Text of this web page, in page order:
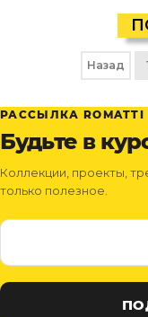
Назад
РАССЫЛКА ROMATTI
Будьте в
Коллекции, проекты,
только полезное.